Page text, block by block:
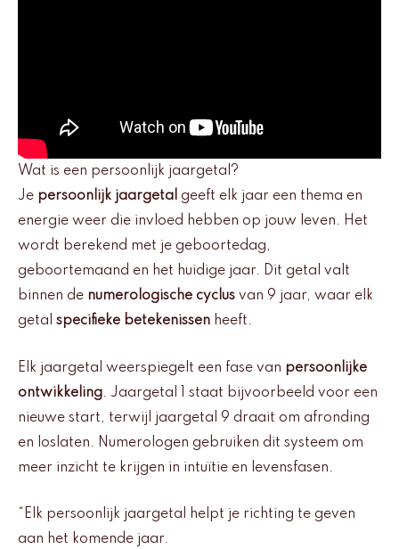
Wat is een persoonlijk jaargetal?
Je persoonlijk jaargetal geeft elk jaar een thema en
energie weer die invloed hebben op jouw leven. Het
wordt berekend met je geboortedag,
geboortemaand en het huidige jaar. Dit getal valt
binnen de numerologische cyclus van 9 jaar, waar elk
getal specifieke betekenissen heeft.
Elk jaargetal weerspiegelt een fase van persoonlijke
ontwikkeling. Jaargetal 1 staat bijvoorbeeld voor een
nieuwe start, terwijl jaargetal 9 draait om afronding
en loslaten. Numerologen gebruiken dit systeem om
meer inzicht te krijgen in intuïtie en levensfasen.
“Elk persoonlijk jaargetal helpt je richting te geven
aan het komende jaar.